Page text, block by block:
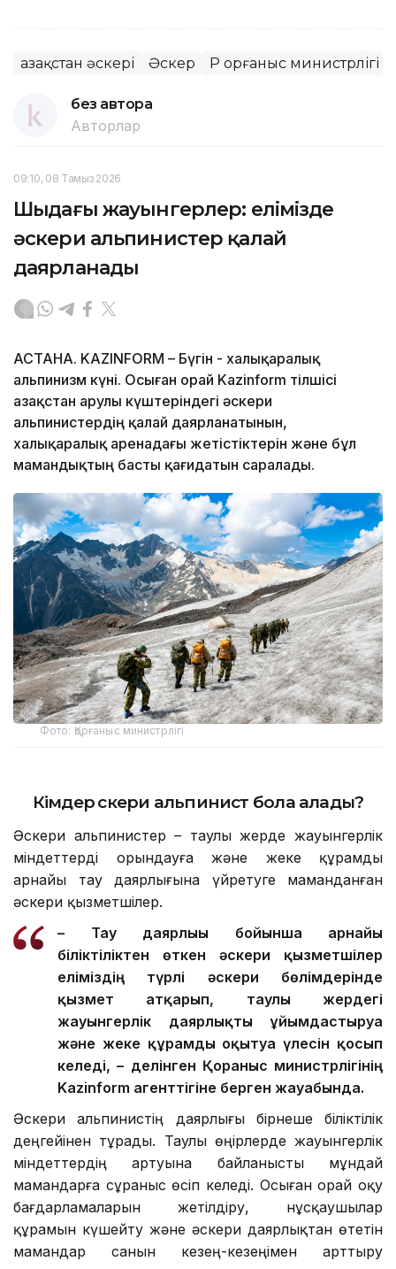
Қазақстан әскері Әскер ҚР Қорғаныс министрлігі
без автора
Авторлар
09:10, 08 Тамыз 2026
Шыңдағы жауынгерлер: елімізде
әскери альпинистер қалай
даярланады
АСТАНА. KAZINFORM – Бүгін - халықаралық
альпинизм күні. Осыған орай Kazinform тілшісі
Қазақстан Қарулы күштеріндегі әскери
альпинистердің қалай даярланатынын,
халықаралық аренадағы жетістіктерін және бұл
мамандықтың басты қағидатын саралады.
Фото: Қорғаныс министрлігі
Кімдер әскери альпинист бола алады?
Әскери альпинистер – таулы жерде жауынгерлік
міндеттерді орындауға және жеке құрамды
арнайы тау даярлығына үйретуге маманданған
әскери қызметшілер.
– Тау даярлығы бойынша арнайы
біліктіліктен өткен әскери қызметшілер
еліміздің түрлі әскери бөлімдерінде
қызмет атқарып, таулы жердегі
жауынгерлік даярлықты ұйымдастыруға
және жеке құрамды оқытуға үлесін қосып
келеді, – делінген Қорғаныс министрлігінің
Kazinform агенттігіне берген жауабында.
Әскери альпинистің даярлығы бірнеше біліктілік
деңгейінен тұрады. Таулы өңірлерде жауынгерлік
міндеттердің артуына байланысты мұндай
мамандарға сұраныс өсіп келеді. Осыған орай оқу
бағдарламаларын жетілдіру, нұсқаушылар
құрамын күшейту және әскери даярлықтан өтетін
мамандар санын кезең-кезеңімен арттыру